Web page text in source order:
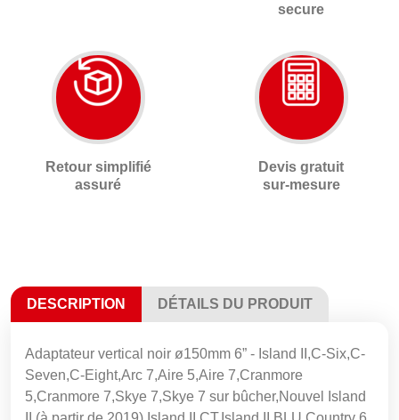
secure
Retour simplifié
assuré
Devis gratuit
sur-mesure
DESCRIPTION DÉTAILS DU PRODUIT
Adaptateur vertical noir ø150mm 6” - Island II,C-Six,C-
Seven,C-Eight,Arc 7,Aire 5,Aire 7,Cranmore
5,Cranmore 7,Skye 7,Skye 7 sur bûcher,Nouvel Island